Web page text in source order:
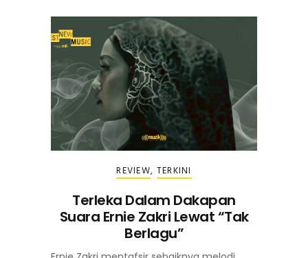
REVIEW, TERKINI
Terleka Dalam Dakapan
Suara Ernie Zakri Lewat “Tak
Berlagu”